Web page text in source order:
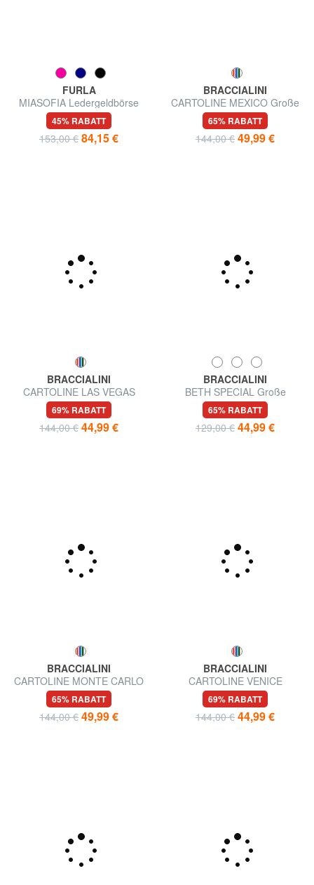
FURLA
MIASOFIA Ledergeldbörse
45% RABATT
153,00 € 84,15 €
BRACCIALINI
CARTOLINE MEXICO Große
Geldbörse mit Rundum-
Reißverschluss
65% RABATT
144,00 € 49,99 €
BRACCIALINI
CARTOLINE LAS VEGAS
Große Geldbörse
69% RABATT
144,00 € 44,99 €
BRACCIALINI
BETH SPECIAL Große
Geldbörse mit Rundum-
Reißverschluss
65% RABATT
129,00 € 44,99 €
BRACCIALINI
CARTOLINE MONTE CARLO
Mittelgroße Geldbörse
65% RABATT
144,00 € 49,99 €
BRACCIALINI
CARTOLINE VENICE
Mittelgroße Geldbörse
69% RABATT
144,00 € 44,99 €